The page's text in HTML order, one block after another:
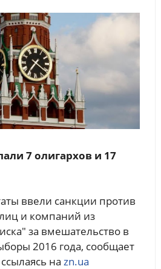
7 олигархов и 17
ввели санкции против
и компаний из
за вмешательство в
2016 года, сообщает
ссылаясь на zn.ua